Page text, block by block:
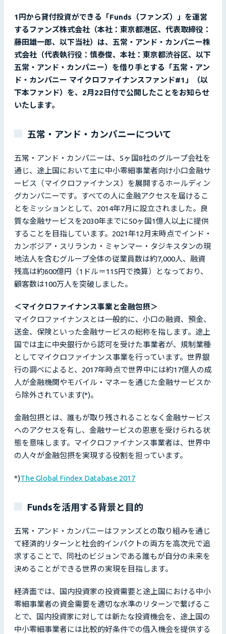
1円から貸付投資ができる「Funds（ファンズ）」を運営
するファンズ株式会社（本社：東京都港区、代表取締役：
藤田雄一郎、以下当社）は、五常・アンド・カンパニー株
式会社（代表執行役：慎泰俊、本社：東京都渋谷区、以下
五常・アンド・カンパニー）を借り手とする「五常・アン
ド・カンパニー マイクロファイナンスファンド#1」（以
下本ファンド）を、2月22日付で公開したことをお知らせ
いたします。
五常・アンド・カンパニーについて
五常・アンド・カンパニーは、5ヶ国8社のグループ会社を
通じ、途上国において主に中小零細事業者向け小口金融サ
ービス（マイクロファイナンス）を展開するホールディン
グカンパニーです。すべての人に金融アクセスを届けるこ
とをミッションとして、2014年7月に設立されました。良
質な金融サービスを2030年までに50ヶ国1億人以上に提供
することを目指しています。2021年12月末時点でインド・
カンボジア・スリランカ・ミャンマー・タジキスタンの現
地法人を含むグループ全体の従業員数は約7,000人、融資
残高は約600億円（1ドル＝115円で換算）となっており、
顧客数は100万人を突破しました。
＜マイクロファイナンス事業と金融包摂＞
マイクロファイナンスとは一般的に、小口の融資、預金、
送金、保険といった金融サービスの総称を指します。途上
国では主に中央銀行から認可を受けた事業者が、規制業種
としてマイクロファイナンス事業を行っています。世界銀
行の調べによると、2017年時点で世界中には約17億人の成
人が金融機関やモバイル・マネーを通じた金融サービスか
ら除外されています(*)。
金融包摂とは、誰もが取り残されることなく金融サービス
へのアクセスを有し、金融サービスの恩恵を受けられる状
態を意味します。マイクロファイナンス事業者は、世界中
の人々が金融包摂を実現する役割を担っています。
*)The Global Findex Database 2017
Fundsを活用する背景と目的
五常・アンド・カンパニーはファンズとの取り組みを通じ
て経済的リターンと社会的インパクトの両方を高次元で追
求することで、同社のビジョンである誰もが自分の未来を
決めることができる世界の実現を目指します。
経済面では、国内投資家の投資需要と途上国における中小
零細事業者の資金需要を適切な水準のリターンで繋げるこ
とで、国内投資家に対しては新たな投資機会を、途上国の
中小零細事業者には比較的好条件での借入機会を提供する